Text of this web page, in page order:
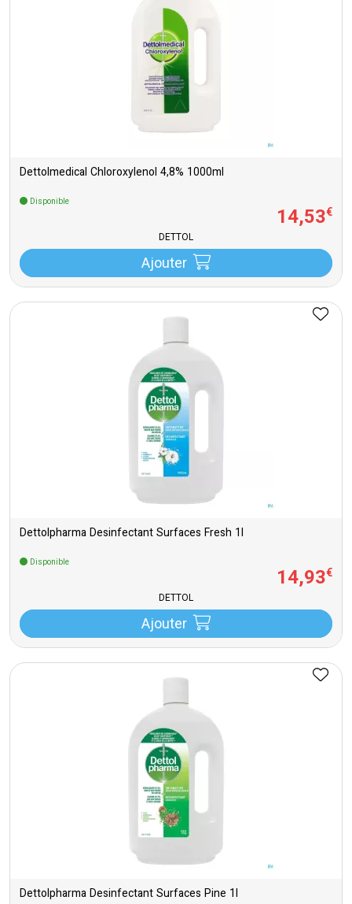
Dettolmedical Chloroxylenol 4,8% 1000ml
Disponible
14,53€
DETTOL
Ajouter
Dettolpharma Desinfectant Surfaces Fresh 1l
Disponible
14,93€
DETTOL
Ajouter
Dettolpharma Desinfectant Surfaces Pine 1l